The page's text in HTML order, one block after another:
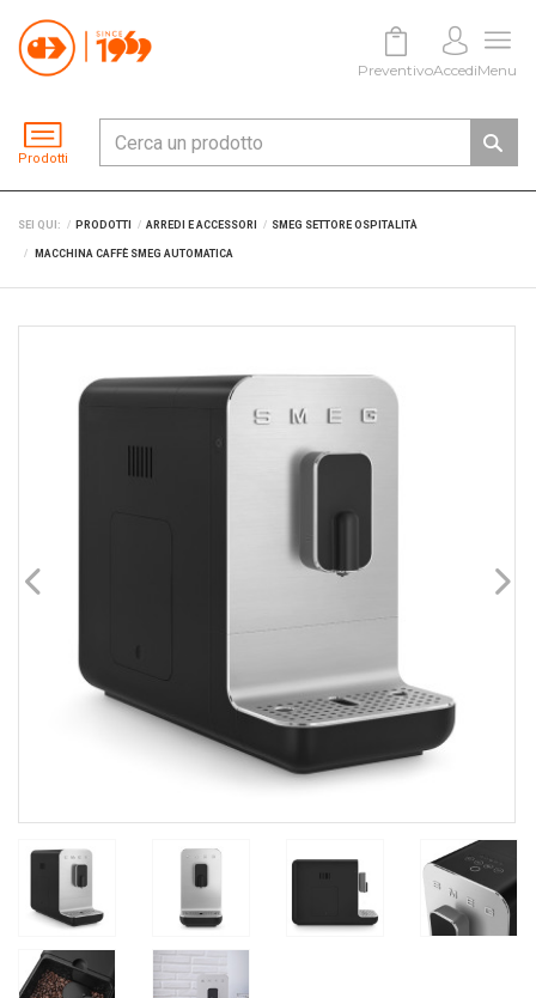
Prodotti
PreventivoAccediMenu
SEI QUI: PRODOTTI ARREDI E ACCESSORI SMEG SETTORE OSPITALITÀ
MACCHINA CAFFÈ SMEG AUTOMATICA